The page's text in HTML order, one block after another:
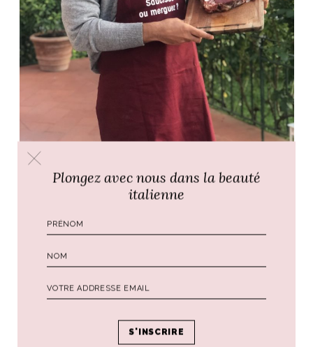
Plongez avec nous dans la beauté
italienne